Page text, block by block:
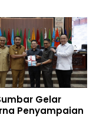
Gelar
Penyampaian